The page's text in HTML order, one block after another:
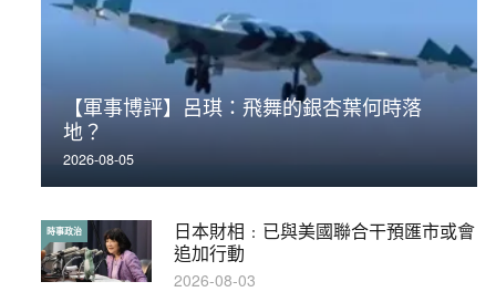
【軍事博評】呂琪：飛舞的銀杏葉何時落
地？
2026-08-05
日本財相﹕已與美國聯合干預匯市或會
追加行動
時事政治
2026-08-03
荃灣反黑組「砌生豬肉」砌錯O記臥底4警員
被控
2019-11-01
【輕百科】被抽中當陪審員能拒絕嗎？
輕百科
2017-10-17